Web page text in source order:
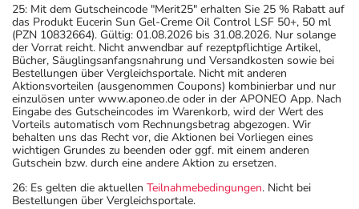
25: Mit dem Gutscheincode "Merit25" erhalten Sie 25 % Rabatt auf
das Produkt Eucerin Sun Gel-Creme Oil Control LSF 50+, 50 ml
(PZN 10832664). Gültig: 01.08.2026 bis 31.08.2026. Nur solange
der Vorrat reicht. Nicht anwendbar auf rezeptpflichtige Artikel,
Bücher, Säuglingsanfangsnahrung und Versandkosten sowie bei
Bestellungen über Vergleichsportale. Nicht mit anderen
Aktionsvorteilen (ausgenommen Coupons) kombinierbar und nur
einzulösen unter www.aponeo.de oder in der APONEO App. Nach
Eingabe des Gutscheincodes im Warenkorb, wird der Wert des
Vorteils automatisch vom Rechnungsbetrag abgezogen. Wir
behalten uns das Recht vor, die Aktionen bei Vorliegen eines
wichtigen Grundes zu beenden oder ggf. mit einem anderen
Gutschein bzw. durch eine andere Aktion zu ersetzen.
26: Es gelten die aktuellen Teilnahmebedingungen. Nicht bei
Bestellungen über Vergleichsportale.